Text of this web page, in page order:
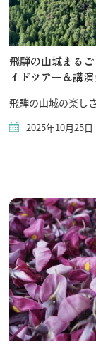
飛騨の山城まる
イドツアー＆講
飛騨の山城の楽し
2025年10月25日